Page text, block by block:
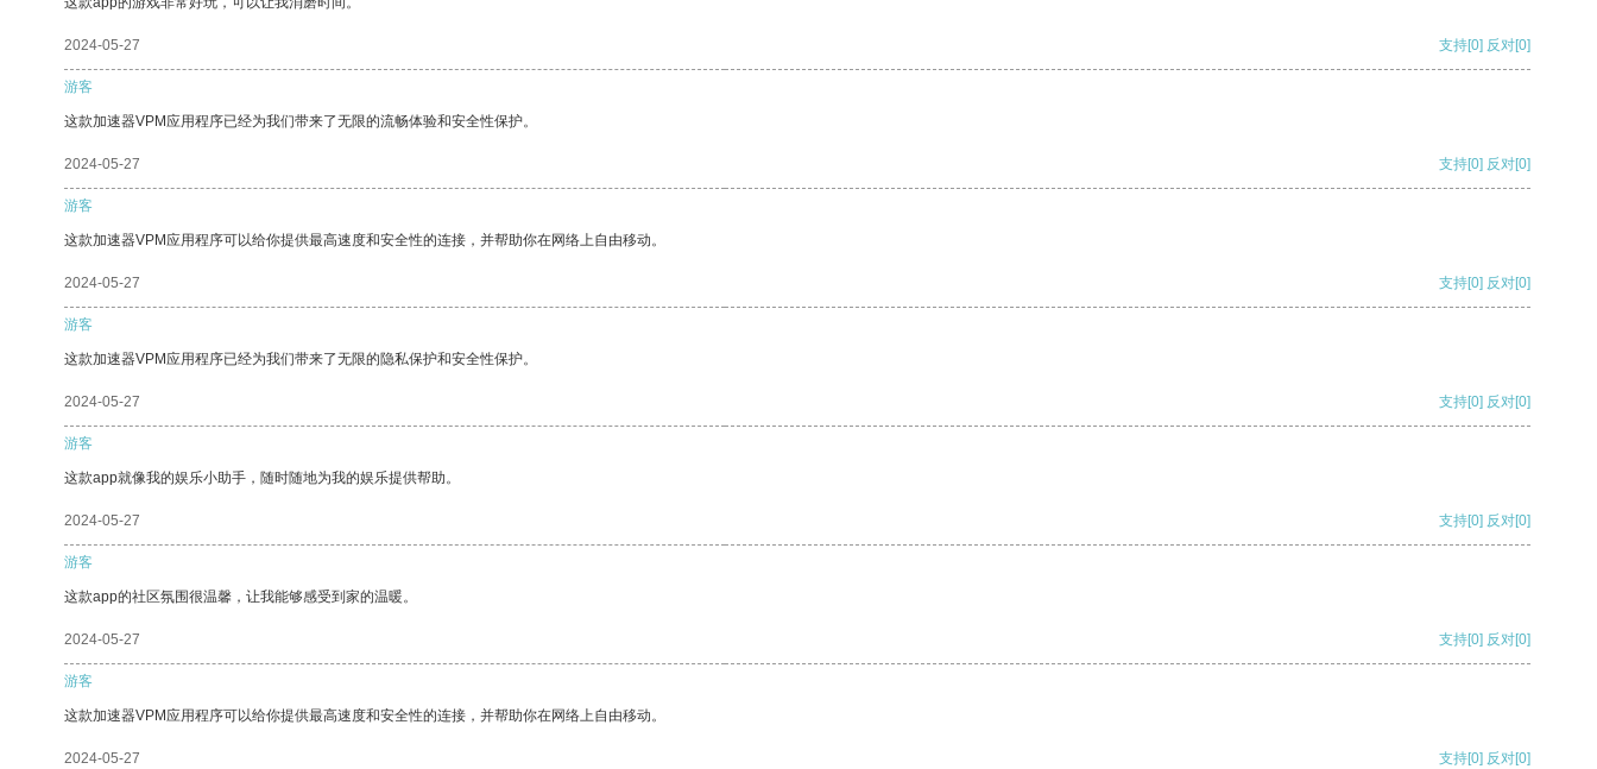
2024-05-27 支持[0] 反对[0]
游客
这款加速器VPM应用程序已经为我们带来了无限的流畅体验和安全性保护。
2024-05-27 支持[0] 反对[0]
游客
这款加速器VPM应用程序可以给你提供最高速度和安全性的连接，并帮助你在网络上自由移动。
2024-05-27 支持[0] 反对[0]
游客
这款加速器VPM应用程序已经为我们带来了无限的隐私保护和安全性保护。
2024-05-27 支持[0] 反对[0]
游客
这款app就像我的娱乐小助手，随时随地为我的娱乐提供帮助。
2024-05-27 支持[0] 反对[0]
游客
这款app的社区氛围很温馨，让我能够感受到家的温暖。
2024-05-27 支持[0] 反对[0]
游客
这款加速器VPM应用程序可以给你提供最高速度和安全性的连接，并帮助你在网络上自由移动。
2024-05-27 支持[0] 反对[0]